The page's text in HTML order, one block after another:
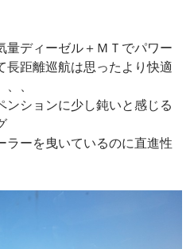
量ディーゼル＋ＭＴでパワー
長距離巡航は思ったより快適
、
ンションに少し鈍いと感じる
ラーを曳いているのに直進性